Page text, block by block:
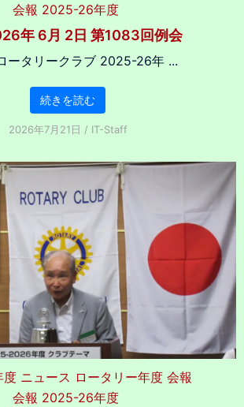
会報 2025-26年度
年 6月 2日 第1083回例会
ータリークラブ 2025-26年 ...
続きを読む
2026年7月21日 / IT-Staff
度 ニュース ロータリー年度 会報
会報 2025-26年度